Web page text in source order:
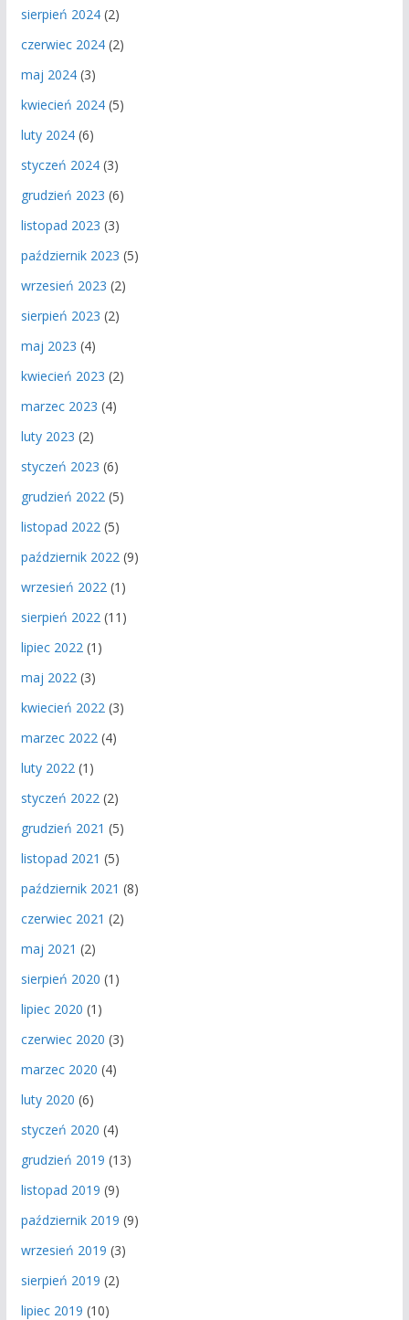
sierpień 2024(2)
czerwiec 2024(2)
maj 2024(3)
kwiecień 2024(5)
luty 2024(6)
styczeń 2024(3)
grudzień 2023 (6)
listopad 2023 (3)
październik 2023 (5)
wrzesień 2023 (2)
sierpień 2023 (2)
maj 2023 (4)
kwiecień 2023 (2)
marzec 2023 (4)
luty 2023 (2)
styczeń 2023 (6)
grudzień 2022 (5)
listopad 2022 (5)
październik 2022 (9)
wrzesień 2022 (1)
sierpień 2022 (11)
lipiec 2022 (1)
maj 2022 (3)
kwiecień 2022 (3)
marzec 2022 (4)
luty 2022 (1)
styczeń 2022 (2)
grudzień 2021 (5)
listopad 2021 (5)
październik 2021 (8)
czerwiec 2021 (2)
maj 2021 (2)
sierpień 2020 (1)
lipiec 2020 (1)
czerwiec 2020 (3)
marzec 2020 (4)
luty 2020 (6)
styczeń 2020 (4)
grudzień 2019 (13)
listopad 2019 (9)
październik 2019 (9)
wrzesień 2019 (3)
sierpień 2019 (2)
lipiec 2019 (10)